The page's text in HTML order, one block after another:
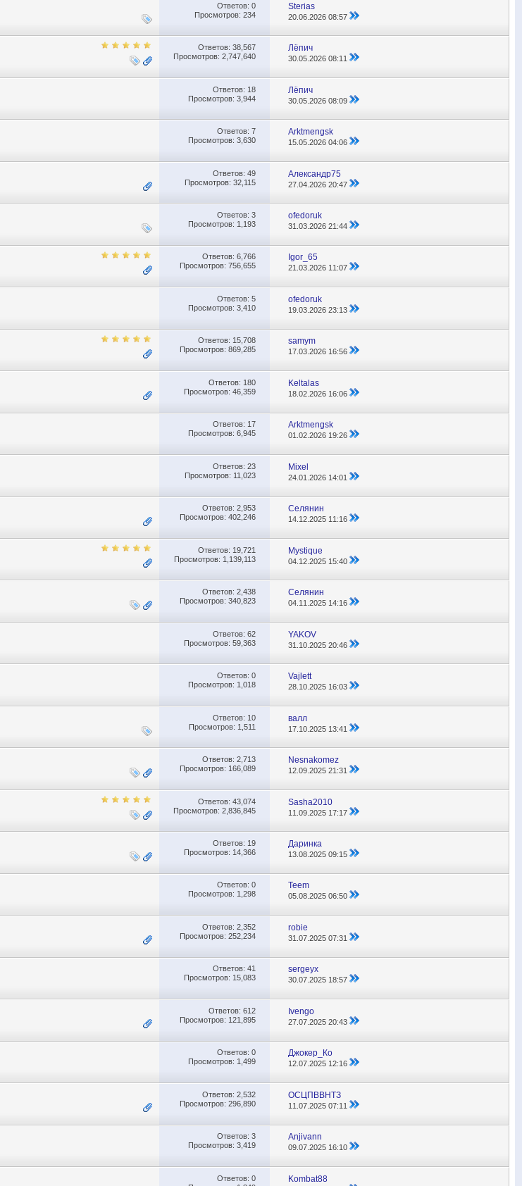
Ответов: 0
Просмотров: 234
Sterias
20.06.202608:57
Ответов: 38,567
Просмотров: 2,747,640
Лёпич
30.05.202608:11
Ответов: 18
Просмотров: 3,944
Лёпич
30.05.202608:09
Ответов: 7
Просмотров: 3,630
Аrktmengsk
15.05.202604:06
Ответов: 49
Просмотров: 32,115
Александр75
27.04.202620:47
Ответов: 3
Просмотров: 1,193
ofedoruk
31.03.202621:44
Ответов: 6,766
Просмотров: 756,655
Igor_65
21.03.202611:07
Ответов: 5
Просмотров: 3,410
ofedoruk
19.03.202623:13
Ответов: 15,708
Просмотров: 869,285
samym
17.03.2026 16:56
Ответов: 180
Просмотров: 46,359
Keltalas
18.02.2026 16:06
Ответов: 17
Просмотров: 6,945
Аrktmengsk
01.02.2026 19:26
Ответов: 23
Просмотров: 11,023
Mixel
24.01.2026 14:01
Ответов: 2,953
Просмотров: 402,246
Селянин
14.12.2025 11:16
Ответов: 19,721
Просмотров: 1,139,113
Mystique
04.12.2025 15:40
Ответов: 2,438
Просмотров: 340,823
Селянин
04.11.2025 14:16
Ответов: 62
Просмотров: 59,363
YAKOV
31.10.202520:46
Ответов: 0
Просмотров: 1,018
Vajlett
28.10.2025 16:03
Ответов: 10
Просмотров: 1,511
валл
17.10.2025 13:41
Ответов: 2,713
Просмотров: 166,089
Nesnakomez
12.09.202521:31
Ответов: 43,074
Просмотров: 2,836,845
Sasha2010
11.09.2025 17:17
Ответов: 19
Просмотров: 14,366
Даринка
13.08.202509:15
Ответов: 0
Просмотров: 1,298
Teem
05.08.202506:50
Ответов: 2,352
Просмотров: 252,234
robie
31.07.202507:31
Ответов: 41
Просмотров: 15,083
sergeyx
30.07.202518:57
Ответов: 612
Просмотров: 121,895
Ivengo
27.07.202520:43
Ответов: 0
Просмотров: 1,499
Джокер_Ко
12.07.2025 12:16
Ответов: 2,532
Просмотров: 296,890
ОСЦПВВНТЗ
11.07.202507:11
Ответов: 3
Просмотров: 3,419
Anjivann
09.07.2025 16:10
Ответов: 0
Kombat88